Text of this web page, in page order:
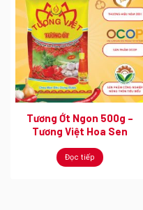
Tương Ớt Ngon 500g –
Tương Việt Hoa Sen
Đọc tiếp